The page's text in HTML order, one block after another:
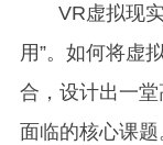
VR虚拟现实
用”。如何将虚
合，设计出一堂
面临的核心课题